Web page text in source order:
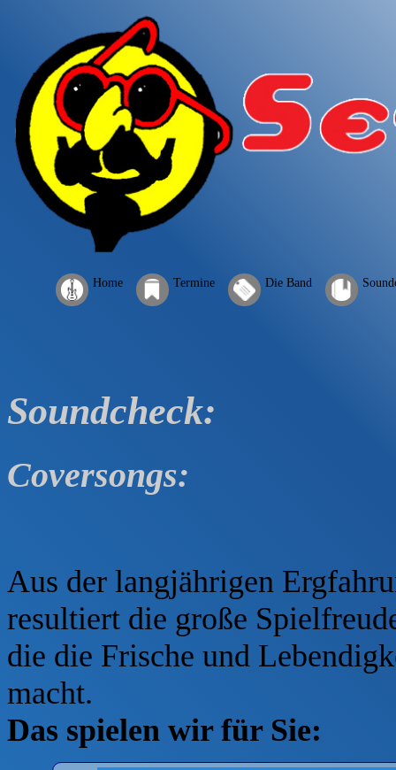
Home Termine Die Band
Soundcheck:
Coversongs:
Aus der langjährigen
resultiert die große
die die Frische und
macht.
Das spielen wir für Sie: